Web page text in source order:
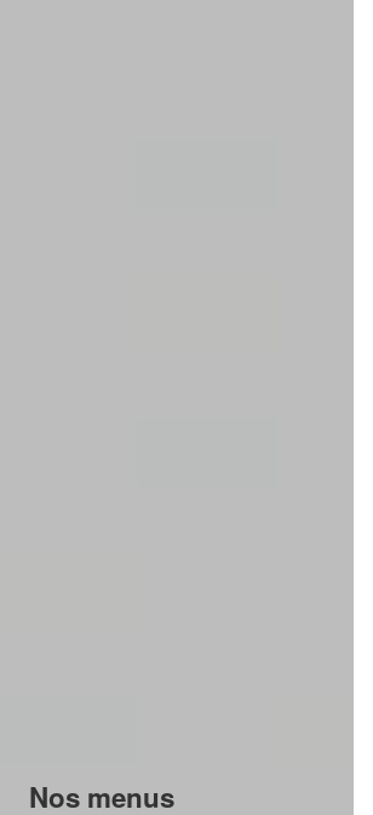
Nos menus